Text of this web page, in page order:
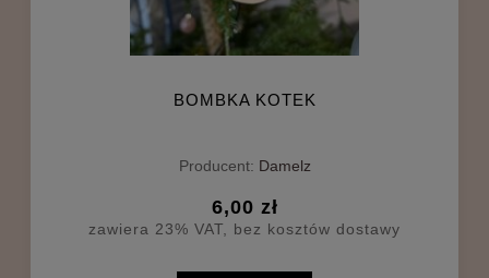
BOMBKA KOTEK
Producent: Damelz
6,00 zł
zawiera 23% VAT, bez kosztów dostawy